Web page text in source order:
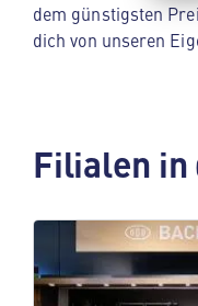
dem günstigsten
dich von unseren
Filialen in